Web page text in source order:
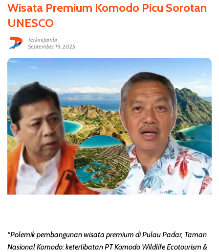
Wisata Premium Komodo Picu Sorotan
UNESCO
TerkiniJambi
September 19, 2025
“Polemik pembangunan wisata premium di Pulau Padar, Taman
Nasional Komodo: keterlibatan PT Komodo Wildlife Ecotourism &